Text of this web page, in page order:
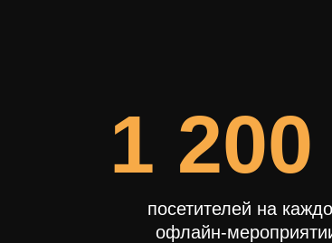
1 200
посетителей на
офлайн-